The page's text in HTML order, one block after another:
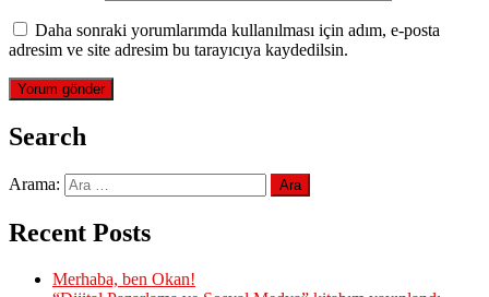
Daha sonraki yorumlarımda kullanılması için adım, e-posta
adresim ve site adresim bu tarayıcıya kaydedilsin.
Search
Arama:
Recent Posts
Merhaba, ben Okan!